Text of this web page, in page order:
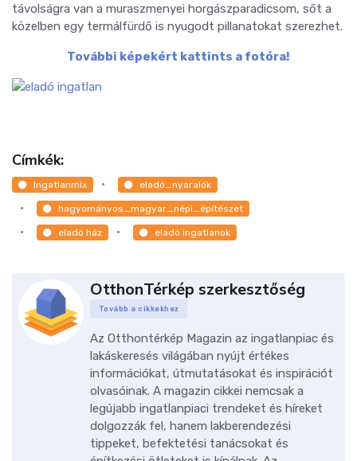
távolságra van a muraszmenyei horgászparadicsom, sőt a
közelben egy termálfürdő is nyugodt pillanatokat szerezhet.
További képekért kattints a fotóra!
Címkék:
Ingatlanmix eladó_nyaralók
hagyományos_magyar_népi_építészet
eladó ház eladó ingatlanok
OtthonTérkép szerkesztőség
Tovább a cikkekhez
Az Otthontérkép Magazin az ingatlanpiac és
lakáskeresés világában nyújt értékes
információkat, útmutatásokat és inspirációt
olvasóinak. A magazin cikkei nemcsak a
legújabb ingatlanpiaci trendeket és híreket
dolgozzák fel, hanem lakberendezési
tippeket, befektetési tanácsokat és